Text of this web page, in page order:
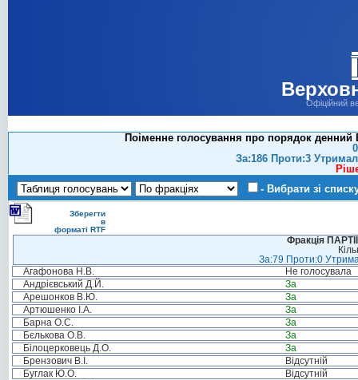
Офіційний
Поіменне голосування про порядок денний
За:186 Проти:3
- Вибрати зі
Зберегти
в
форматі RTF
Фракція
За:79 Проти:0
Агафонова Н.В.
Не голосувала
Андрієвський Д.Й.
За
Арешонков В.Ю.
За
Артюшенко І.А.
За
Барна О.С.
За
Бєлькова О.В.
За
Білоцерковець Д.О.
За
Брензович В.І.
Відсутній
Буглак Ю.О.
Відсутній